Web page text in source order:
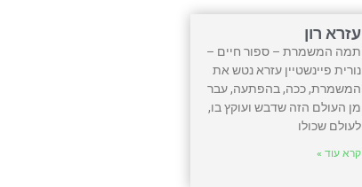
עזרא רון
תמה המשמרת – ספור חיים –
נורית פיינשטיין עזרא נטש את
המשמרת, ככה, בהפתעה, עבר
מן העולם הזה שדבש ועוקץ בו,
לעולם שכולו
קרא עוד »